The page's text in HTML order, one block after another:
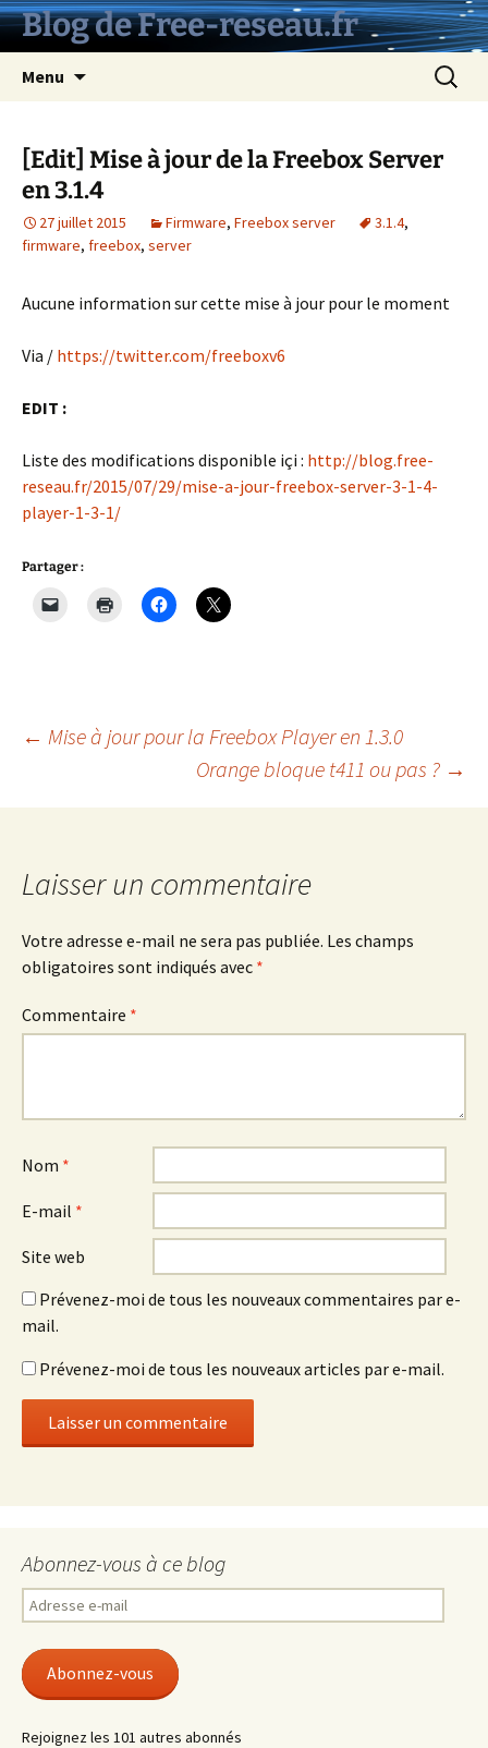
AllerBlog de Free-reseau.fr
Menu
[Edit] Mise à jour de la Freebox Server
en 3.1.4
27 juillet 2015 Firmware, Freebox server 3.1.4,
firmware, freebox, server
Aucune information sur cette mise à jour pour le moment
Via / https://twitter.com/freeboxv6
EDIT :
Liste des modifications disponible içi : http://blog.free-
reseau.fr/2015/07/29/mise-a-jour-freebox-server-3-1-4-
player-1-3-1/
Partager :
Navigation
des
articles
← Mise à jour pour la Freebox Player en 1.3.0
Orange bloque t411 ou pas ? →
Laisser un commentaire
Votre adresse e-mail ne sera pas publiée. Les champs
obligatoires sont indiqués avec *
Commentaire *
Nom *
E-mail *
Site web
Prévenez-moi de tous les nouveaux commentaires par e-
mail.
Prévenez-moi de tous les nouveaux articles par e-mail.
Abonnez-vous à ce blog
Adresse
e-
Abonnez-vous
Rejoignez les 101 autres abonnés